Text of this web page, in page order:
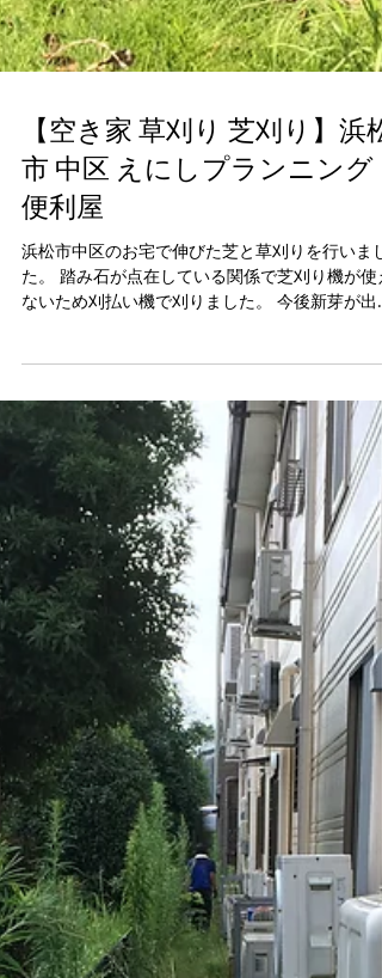
【空き家 草刈り 芝刈り】浜松
市 中区 えにしプランニング
便利屋
浜松市中区のお宅で伸びた芝と草刈りを行いまし
ないため刈払い機で刈りました。 今後新芽が出て
しプランニング 浜松市・磐田市・袋井市・掛川
市・湖西市 フリーコール...